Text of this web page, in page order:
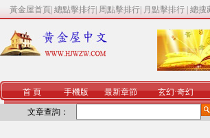
黃金屋首頁 總點擊排行 周點擊排行 月點擊排行 總搜
首 頁 手機版 最新章節 玄幻·奇幻
文章查詢：